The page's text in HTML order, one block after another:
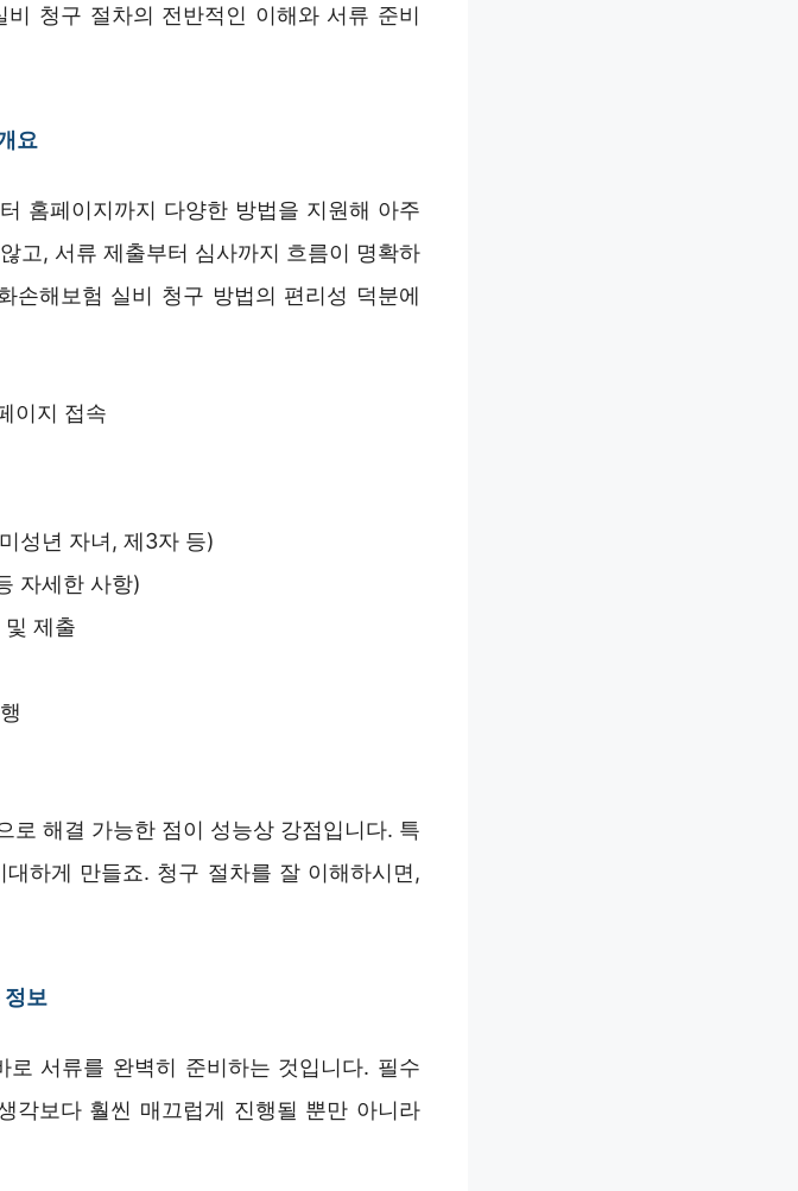
청구 절차의 전반적인 이해와 서류 준비
요
홈페이지까지 다양한 방법을 지원해 아주
고, 서류 제출부터 심사까지 흐름이 명확하
손해보험 실비 청구 방법의 편리성 덕분에
이지 접속
성년 자녀, 제3자 등)
자세한 사항)
제출
로 해결 가능한 점이 성능상 강점입니다. 특
하게 만들죠. 청구 절차를 잘 이해하시면,
정보
서류를 완벽히 준비하는 것입니다. 필수
각보다 훨씬 매끄럽게 진행될 뿐만 아니라